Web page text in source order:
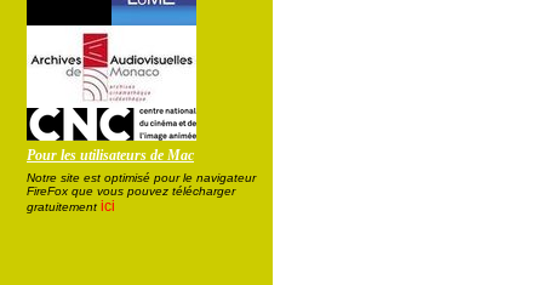
Pour les utilisateurs de Mac
Notre site est optimisé pour le navigateur
FireFox que vous pouvez télécharger
gratuitement ici